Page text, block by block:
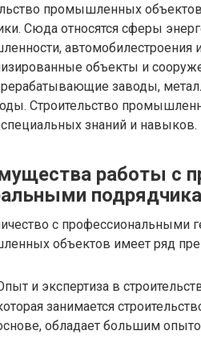
промышленных
Сюда относятся сферы
автомобилестроения
объекты и
заводы,
Строительство
специальных знаний и навыков.
работы с
с профессиональными
объектов имеет ряд
и экспертиза в
занимается
обладает большим